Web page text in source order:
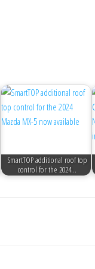
SmartTOP additional roof top
control for the 2024…